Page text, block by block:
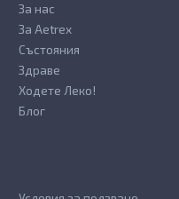
За нас
За Aetrex
Състояния
Здраве
Ходете Леко!
Блог